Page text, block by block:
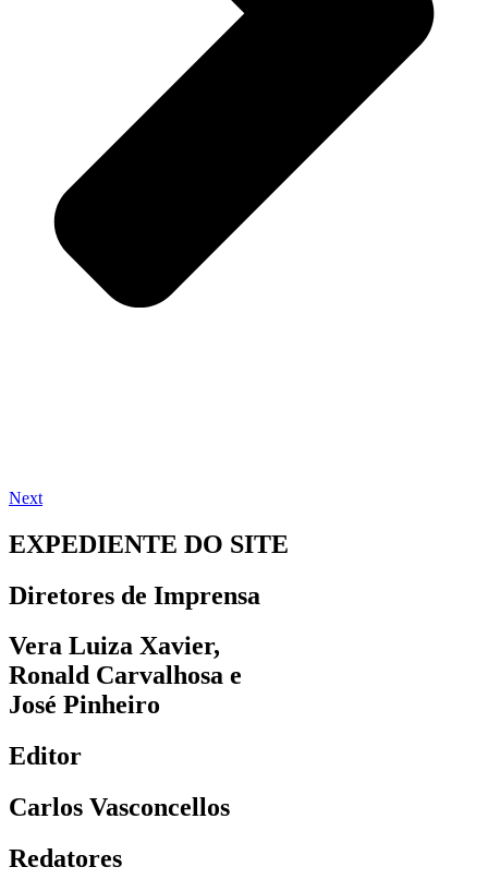
Next
EXPEDIENTE DO SITE
Diretores de Imprensa
Vera Luiza Xavier,
Ronald Carvalhosa e
José Pinheiro
Editor
Carlos Vasconcellos
Redatores